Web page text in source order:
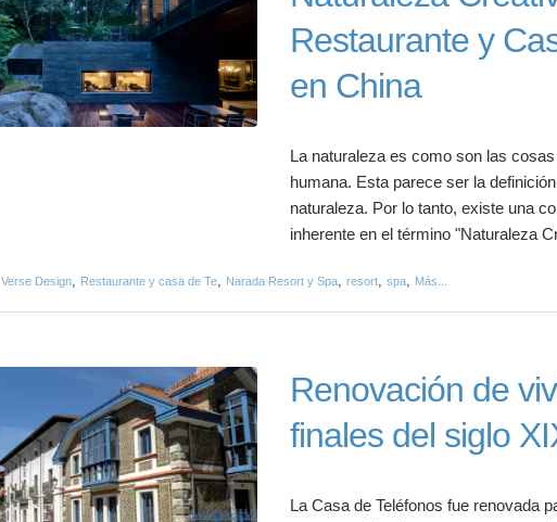
Restaurante y
en China
La naturaleza es como son las
humana. Esta parece ser la
naturaleza. Por lo tanto, existe una
inherente en el término "Naturaleza
Verse Design, Restaurante y casa de Te, Narada Resort y Spa, resort, spa, Más...
Renovación de
finales del siglo
La Casa de Teléfonos fue renovada